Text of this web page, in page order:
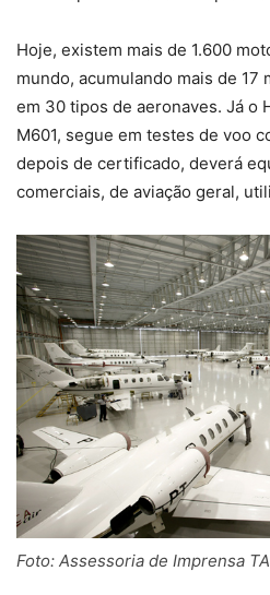
Hoje, existem mais de 1.600
mundo, acumulando mais de 17
em 30 tipos de aeronaves. Já o
M601, segue em testes de voo
depois de certificado, deverá
comerciais, de aviação geral,
Foto: Assessoria de Imprensa